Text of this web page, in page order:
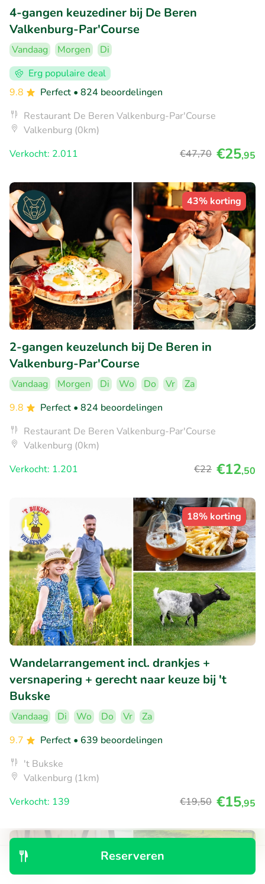
Reserveren
4-gangen keuzediner bij De Beren
Valkenburg-Par'Course
Vandaag Morgen
Di
Erg populaire deal
9.8
Perfect • 824 beoordelingen
Restaurant De Beren Valkenburg-Par'Course
Valkenburg (0km)
Verkocht: 2.011
€47,70 €25,95
43% korting
2-gangen keuzelunch bij De Beren in
Valkenburg-Par'Course
Vandaag Morgen Di Wo Do Vr
Za
9.8
Perfect • 824 beoordelingen
Restaurant De Beren Valkenburg-Par'Course
Valkenburg (0km)
Verkocht: 1.201
€22 €12,50
18% korting
Wandelarrangement incl. drankjes +
versnapering + gerecht naar keuze bij 't
Bukske
Vandaag Di Wo Do Vr
Za
9.7
Perfect • 639 beoordelingen
't Bukske
Valkenburg (1km)
Verkocht: 139
€19,50 €15,95